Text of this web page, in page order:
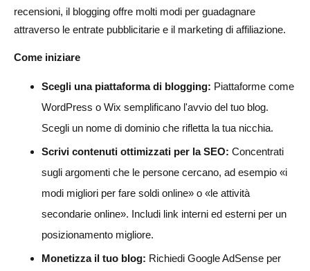
recensioni, il blogging offre molti modi per guadagnare
attraverso le entrate pubblicitarie e il marketing di affiliazione.
Come iniziare
Scegli una piattaforma di blogging: Piattaforme come
WordPress o Wix semplificano l'avvio del tuo blog.
Scegli un nome di dominio che rifletta la tua nicchia.
Scrivi contenuti ottimizzati per la SEO: Concentrati
sugli argomenti che le persone cercano, ad esempio «i
modi migliori per fare soldi online» o «le attività
secondarie online». Includi link interni ed esterni per un
posizionamento migliore.
Monetizza il tuo blog: Richiedi Google AdSense per